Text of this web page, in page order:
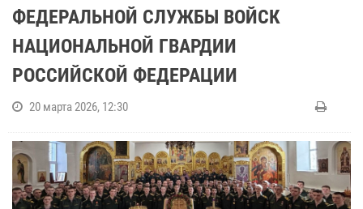
ФЕДЕРАЛЬНОЙ СЛУЖБЫ ВОЙСК
НАЦИОНАЛЬНОЙ ГВАРДИИ
РОССИЙСКОЙ ФЕДЕРАЦИИ
20 марта 2026, 12:30